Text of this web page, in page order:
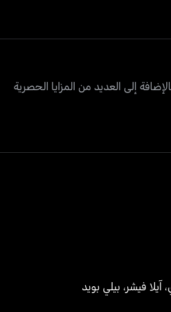
إلى العديد من المزايا الحصرية
،آيلا فيشر، بيلي بويد